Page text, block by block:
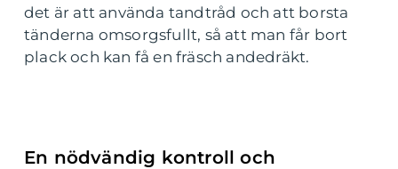
det är att använda tandtråd och att borsta
tänderna omsorgsfullt, så att man får bort
plack och kan få en fräsch andedräkt.
En nödvändig kontroll och